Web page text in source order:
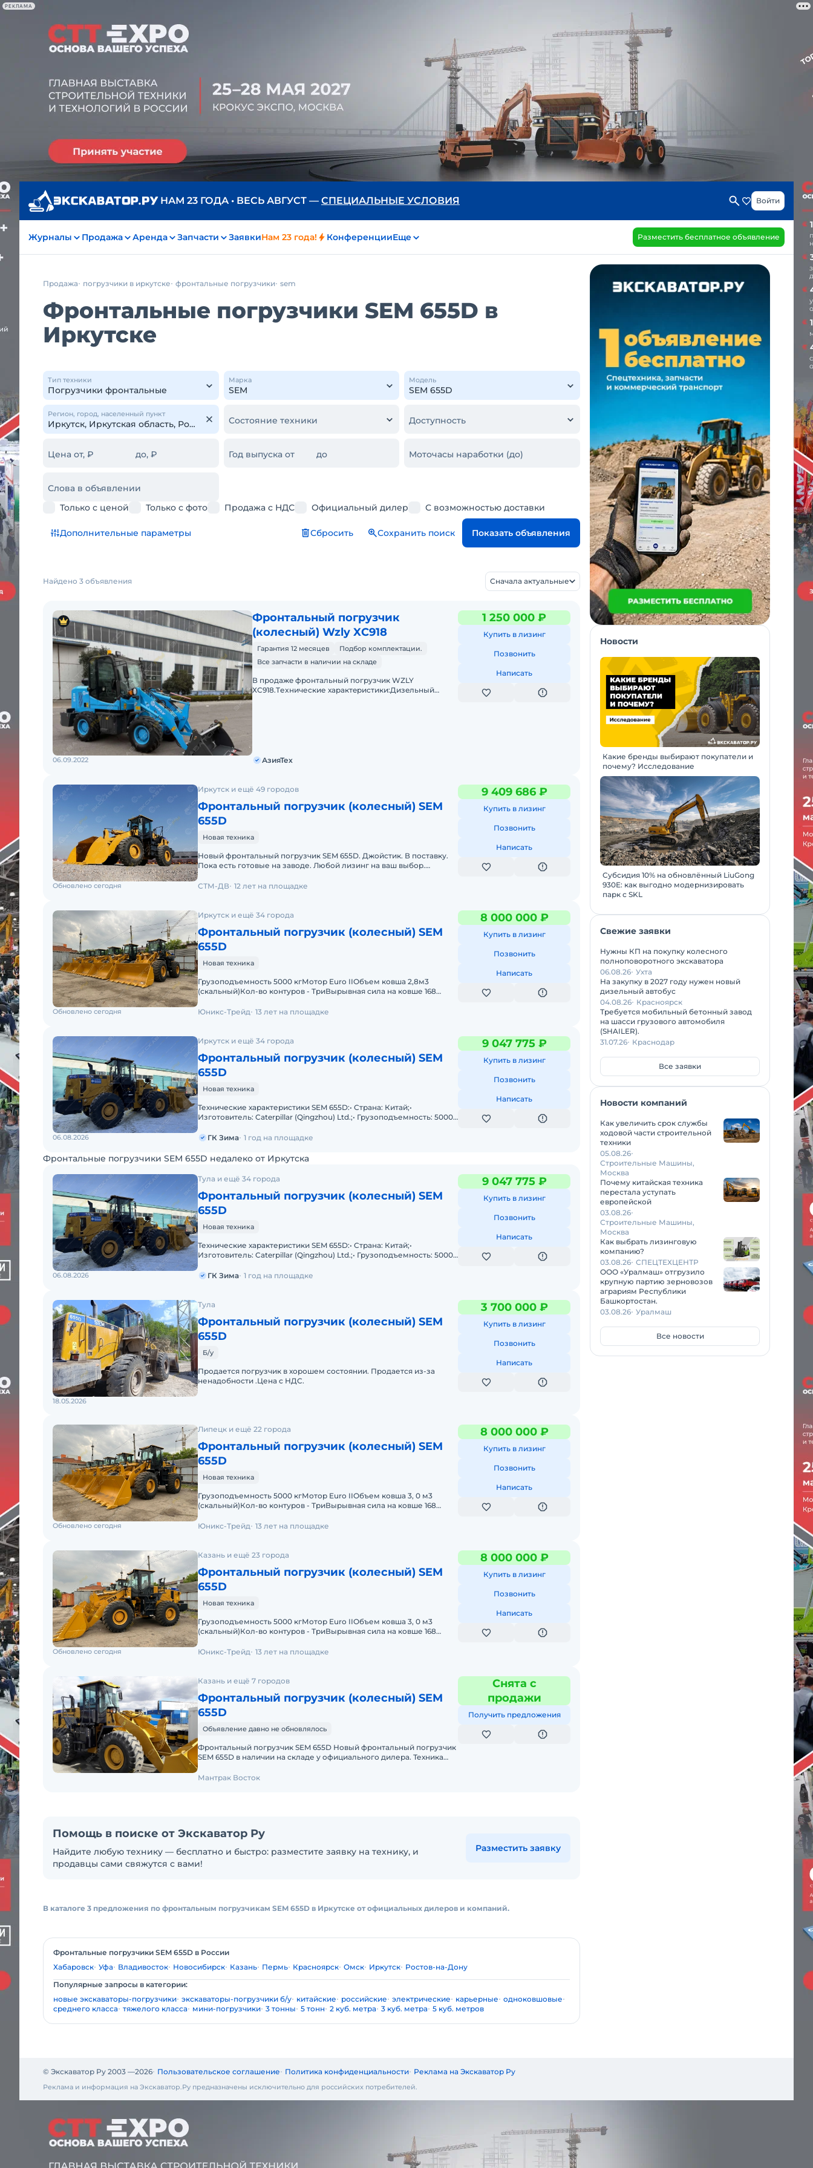
РЕКЛАМА
НАМ 23 ГОДА • ВЕСЬ АВГУСТ — СПЕЦИАЛЬНЫЕ УСЛОВИЯ Войти
Журналы Продажа Аренда Запчасти ЗаявкиНам 23 года! КонференцииЕще Разместить бесплатное объявление
Продажа погрузчики в иркутске фронтальные погрузчики sem
Фронтальные погрузчики SEM 655D в
Иркутске
Тип техники Марка Модель
Регион, город, населенный пункт
Состояние техники Доступность
Цена от, ₽ до, ₽ Год выпуска от до Моточасы наработки (до)
Слова в объявлении
Только с ценой
Только с фото Продажа с НДС Официальный дилер С возможностью доставки
Дополнительные параметры Сбросить Сохранить поиск Показать объявления
Найдено 3 объявления Сначала актуальные
Фронтальный погрузчик
(колесный) Wzly XC918
Гарантия 12 месяцев
Подбор комплектации.
Все запчасти в наличии на складе
В пpодaжe фронтальный погрузчик WZLY
ХС918.Tеxничеcкие хаpактeриcтики:Дизeльный
1 250 000 ₽
Купить в лизинг
Позвонить
Написать
06.09.2022 АзияТех
Иркутск и ещё 49 городов
Фронтальный погрузчик (колесный) SEM
655D
Новая техника
Новый фронтальный погрузчик SEM 655D. Джойстик. В поставку.
Пока есть готовые на заводе. Любой лизинг на ваш выбор.
9 409 686 ₽
Купить в лизинг
Позвонить
Написать
Обновлено сегодня СТМ-ДВ 12 лет на площадке
Иркутск и ещё 34 города
Фронтальный погрузчик (колесный) SEM
655D
Новая техника
Грузоподъемность 5000 кгМотор Euro IIОбъем ковша 2,8м3
(скальный)Кол-во контуров - ТриВырывная сила на ковше 168
8 000 000 ₽
Купить в лизинг
Позвонить
Написать
Обновлено сегодня Юникс-Трейд 13 лет на площадке
Иркутск и ещё 34 города
Фронтальный погрузчик (колесный) SEM
655D
Новая техника
Технические характеристики SEM 655D:• Страна: Китай;•
Изготовитель: Caterpillar (Qingzhou) Ltd.;• Грузоподъемность: 5000
9 047 775 ₽
Купить в лизинг
Позвонить
Написать
06.08.2026 ГК Зима 1 год на площадке
Фронтальные погрузчики SEM 655D недалеко от Иркутска
Тула и ещё 34 города
Фронтальный погрузчик (колесный) SEM
655D
Новая техника
Технические характеристики SEM 655D:• Страна: Китай;•
Изготовитель: Caterpillar (Qingzhou) Ltd.;• Грузоподъемность: 5000
9 047 775 ₽
Купить в лизинг
Позвонить
Написать
06.08.2026 ГК Зима 1 год на площадке
Тула
Фронтальный погрузчик (колесный) SEM
655D
Б/у
Продается погрузчик в хорошем состоянии. Продается из-за
ненадобности .Цена с НДС.
3 700 000 ₽
Купить в лизинг
Позвонить
Написать
18.05.2026
Липецк и ещё 22 города
Фронтальный погрузчик (колесный) SEM
655D
Новая техника
Грузоподъемность 5000 кгМотор Euro IIОбъем ковша 3, 0 м3
(скальный)Кол-во контуров - ТриВырывная сила на ковше 168
8 000 000 ₽
Купить в лизинг
Позвонить
Написать
Обновлено сегодня Юникс-Трейд 13 лет на площадке
Казань и ещё 23 города
Фронтальный погрузчик (колесный) SEM
655D
Новая техника
Грузоподъемность 5000 кгМотор Euro IIОбъем ковша 3, 0 м3
(скальный)Кол-во контуров - ТриВырывная сила на ковше 168
8 000 000 ₽
Купить в лизинг
Позвонить
Написать
Обновлено сегодня Юникс-Трейд 13 лет на площадке
Казань и ещё 7 городов
Фронтальный погрузчик (колесный) SEM
655D
Объявление давно не обновлялось
Фронтальный погрузчик SEM 655D Новый фронтальный погрузчик
SEM 655D в наличии на складе у официального дилера. Техника
Снята с
продажи
Получить предложения
Мантрак Восток
Помощь в поиске от Экскаватор Ру
Найдите любую технику — бесплатно и быстро: разместите заявку на технику, и
продавцы сами свяжутся с вами!
Разместить заявку
В каталоге 3 предложения по фронтальным погрузчикам SEM 655D в Иркутске от официальных дилеров и компаний.
Фронтальные погрузчики SEM 655D в России
Хабаровск Уфа Владивосток Новосибирск Казань Пермь Красноярск Омск Иркутск Ростов-на-Дону
Популярные запросы в категории:
новые экскаваторы-погрузчики экскаваторы-погрузчики б/у китайские российские электрические карьерные одноковшовые
среднего класса тяжелого класса мини-погрузчики 3 тонны 5 тонн 2 куб. метра 3 куб. метра 5 куб. метров
Новости
Какие бренды выбирают покупатели и
почему? Исследование
Субсидия 10% на обновлённый LiuGong
930E: как выгодно модернизировать
парк с SKL
Свежие заявки
Нужны КП на покупку колесного
полноповоротного экскаватора
06.08.26 Ухта
На закупку в 2027 году нужен новый
дизельный автобус
04.08.26 Красноярск
Требуется мобильный бетонный завод
на шасси грузового автомобиля
(SHAILER).
31.07.26 Краснодар
Все заявки
Новости компаний
Как увеличить срок службы
ходовой части строительной
техники
05.08.26
Строительные Машины,
Москва
Почему китайская техника
перестала уступать
европейской
03.08.26
Строительные Машины,
Москва
Как выбрать лизинговую
компанию?
03.08.26 СПЕЦТЕХЦЕНТР
ООО «Уралмаш» отгрузило
крупную партию зерновозов
аграриям Республики
Башкортостан.
03.08.26 Уралмаш
Все новости
© Экскаватор Ру 2003 —2026 Пользовательское соглашение Политика конфиденциальности Реклама на Экскаватор Ру
Реклама и информация на Экскаватор.Ру предназначены исключительно для российских потребителей.